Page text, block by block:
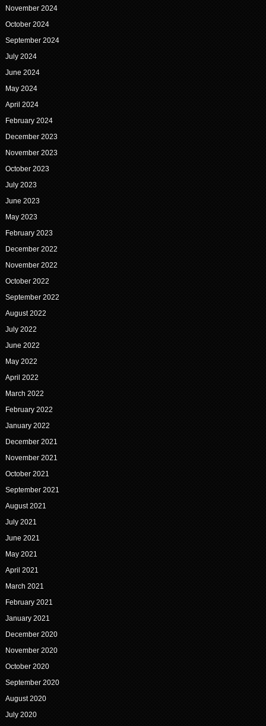
November 2024
October 2024
September 2024
July 2024
June 2024
May 2024
April 2024
February 2024
December 2023
November 2023
October 2023
July 2023
June 2023
May 2023
February 2023
December 2022
November 2022
October 2022
September 2022
August 2022
July 2022
June 2022
May 2022
April 2022
March 2022
February 2022
January 2022
December 2021
November 2021
October 2021
September 2021
August 2021
July 2021
June 2021
May 2021
April 2021
March 2021
February 2021
January 2021
December 2020
November 2020
October 2020
September 2020
August 2020
July 2020